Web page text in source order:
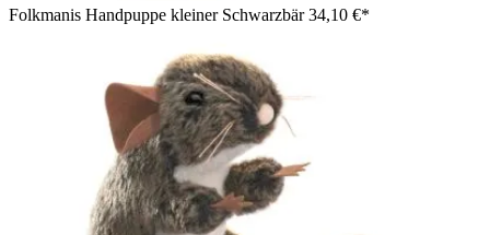
Folkmanis Handpuppe kleiner Schwarzbär34,10 €*